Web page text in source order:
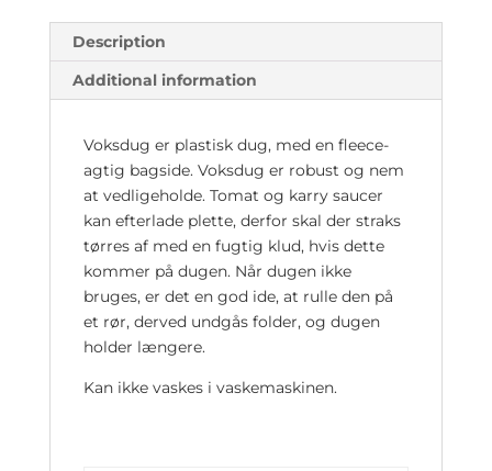
Description
Additional information
Voksdug er plastisk dug, med en fleece-
agtig bagside. Voksdug er robust og nem
at vedligeholde. Tomat og karry saucer
kan efterlade plette, derfor skal der straks
tørres af med en fugtig klud, hvis dette
kommer på dugen. Når dugen ikke
bruges, er det en god ide, at rulle den på
et rør, derved undgås folder, og dugen
holder længere.
Kan ikke vaskes i vaskemaskinen.